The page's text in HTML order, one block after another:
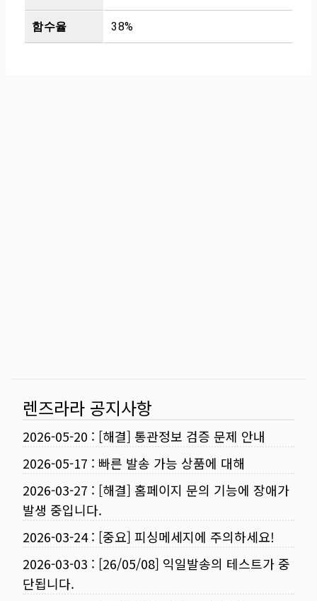
함수율 38%
렌즈라라 공지사항
2026-05-20 : [해결] 통관정보 검증 문제 안내
2026-05-17 : 빠른 발송 가능 상품에 대해
2026-03-27 : [해결] 홈페이지 문의 기능에 장애가
발생 중입니다.
2026-03-24: [중요] 피싱메세지에 주의하세요!
2026-03-03 : [26/05/08] 익일발송의 테스트가 중
단됩니다.